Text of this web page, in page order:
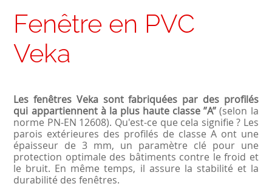
Fenêtre en PVC
Veka
Les fenêtres Veka sont fabriquées par des profilés
qui appartiennent à la plus haute classe ”A” (selon la
norme PN-EN 12608). Qu'est-ce que cela signifie ? Les
parois extérieures des profilés de classe A ont une
épaisseur de 3 mm, un paramètre clé pour une
protection optimale des bâtiments contre le froid et
le bruit. En même temps, il assure la stabilité et la
durabilité des fenêtres.